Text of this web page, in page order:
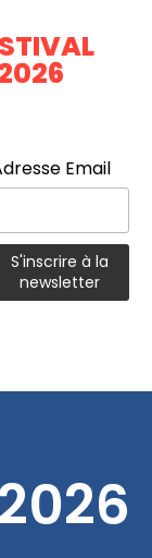
Email